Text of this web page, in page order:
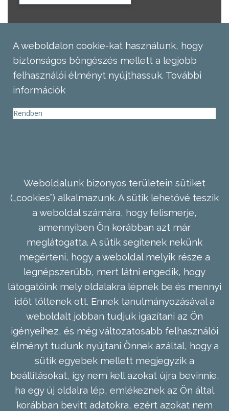
A weboldalon cookie-kat használunk, hogy
biztonságos böngészés mellett a legjobb
felhasználói élményt nyújthassuk. További
információk
Rendben
Weboldalunk bizonyos területein sütiket
(„cookies”) alkalmazunk. A sütik lehetővé teszik
a weboldal számára, hogy felismerje,
amennyiben Ön korábban azt már
meglátogatta. A sütik segítenek nekünk
megérteni, hogy a weboldal melyik része a
legnépszerűbb, mert látni engedik, hogy
látogatóink mely oldalakra lépnek be és mennyi
időt töltenek ott. Ennek tanulmányozásával a
weboldalt jobban tudjuk igazítani az Ön
igényeihez, és még változatosabb felhasználói
élményt tudunk nyújtani Önnek azáltal, hogy a
sütik egyebek mellett megjegyzik a
beállításokat, így nem kell azokat újra bevinnie,
ha egy új oldalra lép, emlékeznek az Ön által
korábban bevitt adatokra, ezért azokat nem